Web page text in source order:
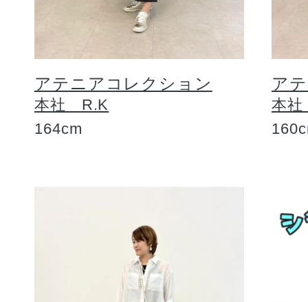
アテニアコレクション
本社 R.K
164cm
ア
本